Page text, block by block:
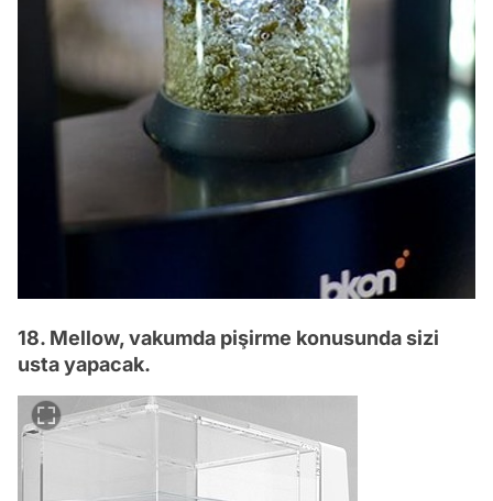
18. Mellow, vakumda pişirme konusunda sizi
usta yapacak.